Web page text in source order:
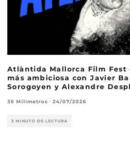
Atlàntida Mallorca Film Fest
más ambiciosa con Javier
Sorogoyen y Alexandre
35 Milímetros · 24/07/2026
3 MINUTO DE LECTURA